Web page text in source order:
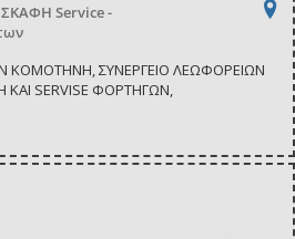
ΣΚΑΦΗ Service -
ΚΟΜΟΤΗΝΗ, ΣΥΝΕΡΓΕΙΟ ΛΕΩΦΟΡΕΙΩΝ
SERVISE ΦΟΡΤΗΓΩΝ,